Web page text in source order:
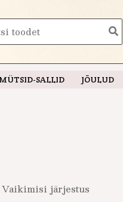
MÜTSID-SALLID JÕULUD